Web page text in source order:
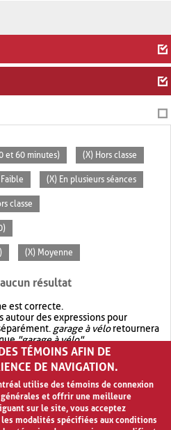
et 60 minutes) (X) Hors classe
(X) En plusieurs séances
classe
(X) Moyenne
résultat
est correcte.
autour des expressions pour
garage à véloretournera
"garage à vélo".
avec OR.garage OR vélo
résultat quegarage à vélo
TÉMOINS AFIN DE
DE NAVIGATION.
utilise des témoins de connexion
et offrir une meilleure
sur le site, vous acceptez
modalités spécifiées aux conditions